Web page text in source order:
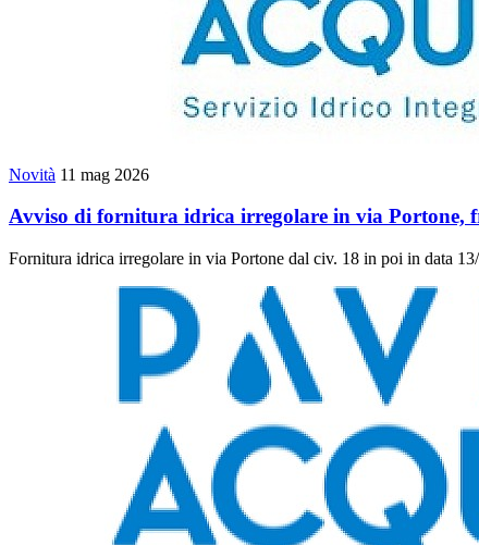
Novità 11 mag 2026
Avviso di fornitura idrica irregolare in via Portone,
Fornitura idrica irregolare in via Portone dal civ. 18 in poi in data